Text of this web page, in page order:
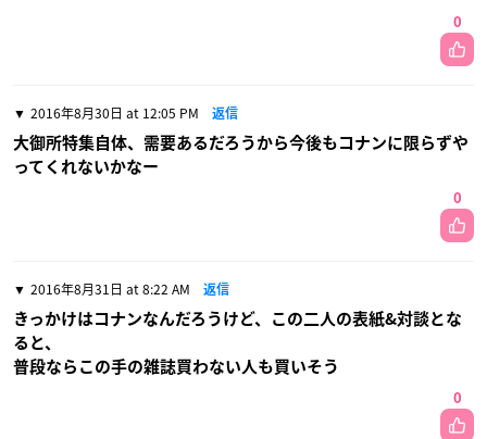
0
2016年8月30日 at 12:05 PM 返信
大御所特集自体、需要あるだろうから今後もコナンに限らずや
ってくれないかなー
0
2016年8月31日 at 8:22 AM 返信
きっかけはコナンなんだろうけど、この二人の表紙&対談とな
ると、
普段ならこの手の雑誌買わない人も買いそう
0